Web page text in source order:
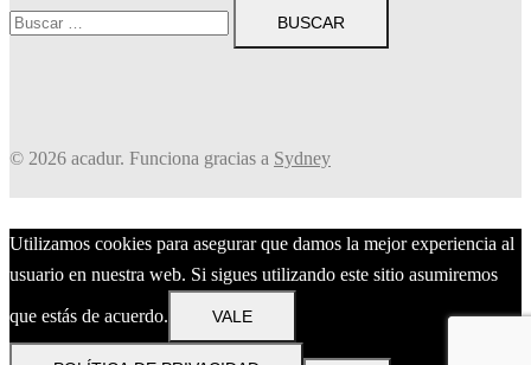
Buscar:
© 2026 acadur. Funciona gracias a Sydney
Utilizamos cookies para asegurar que damos la mejor experiencia al
usuario en nuestra web. Si sigues utilizando este sitio asumiremos
que estás de acuerdo. VALE